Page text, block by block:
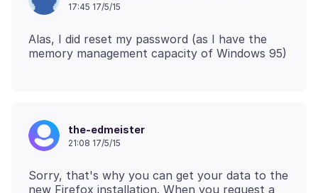
17:45 17/5/15
Alas, I did reset my password (as I have the
the-edmeister
21:08 17/5/15
Sorry, that's why you can get your data to the
new Firefox installation. When you request a